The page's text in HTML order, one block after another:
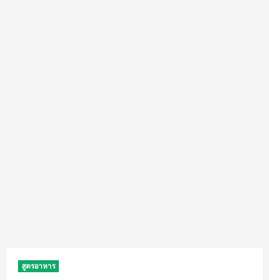
สูตรอาหาร